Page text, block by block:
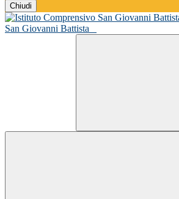
Chiudi
San Giovanni Battista